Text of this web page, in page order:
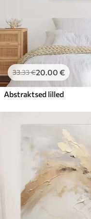
33.33€20.00 €
Abstraktsed lilled